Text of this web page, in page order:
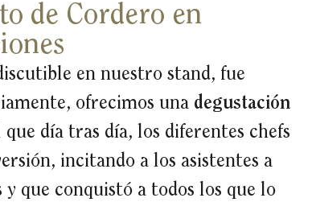
de Cordero en
en nuestro stand, fue
ofrecimos una degustación
que día tras día, los diferentes chefs
incitando a los asistentes a
y que conquistó a todos los que lo